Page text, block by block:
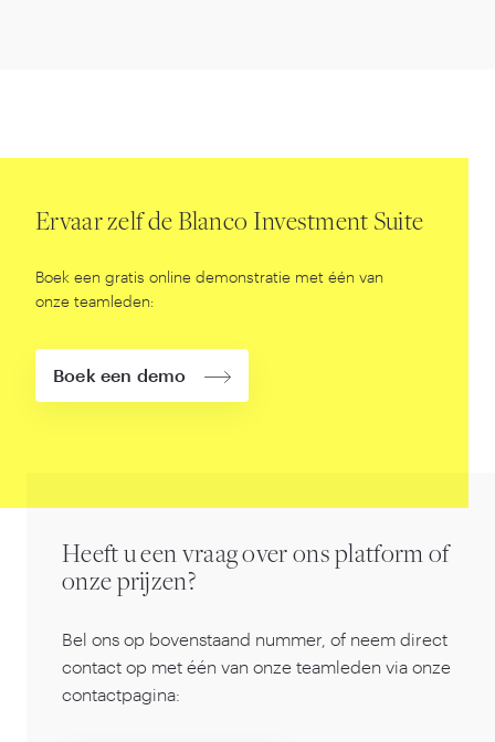
Ervaar zelf de Blanco Investment Suite
Boek een gratis online demonstratie met één van
onze teamleden:
Boek een demo
Heeft u een vraag over ons platform of
onze prijzen?
Bel ons op bovenstaand nummer, of neem direct
contact op met één van onze teamleden via onze
contactpagina: